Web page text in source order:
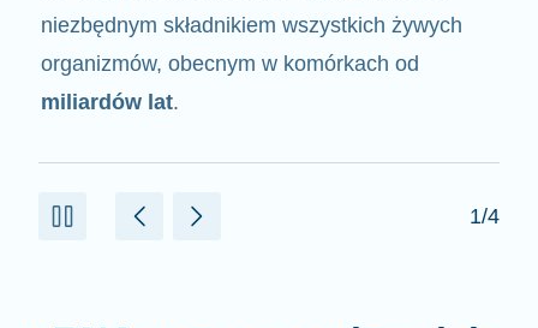
komponentami komórek, w wyniku czego
powstają białka.